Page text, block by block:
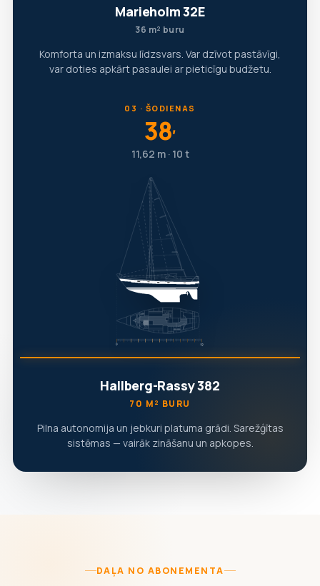
Marieholm 32E
36 m² buru
Komforta un izmaksu līdzsvars. Var dzīvot pastāvīgi,
var doties apkārt pasaulei ar pieticīgu budžetu.
03 · ŠODIENAS
38′
11,62 m · 10 t
Hallberg-Rassy 382
70 M² BURU
Pilna autonomija un jebkuri platuma grādi. Sarežģītas
sistēmas — vairāk zināšanu un apkopes.
DAĻA NO ABONEMENTA